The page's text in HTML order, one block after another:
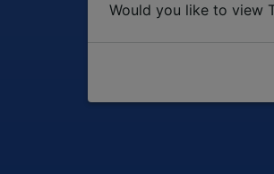
Would you like to view